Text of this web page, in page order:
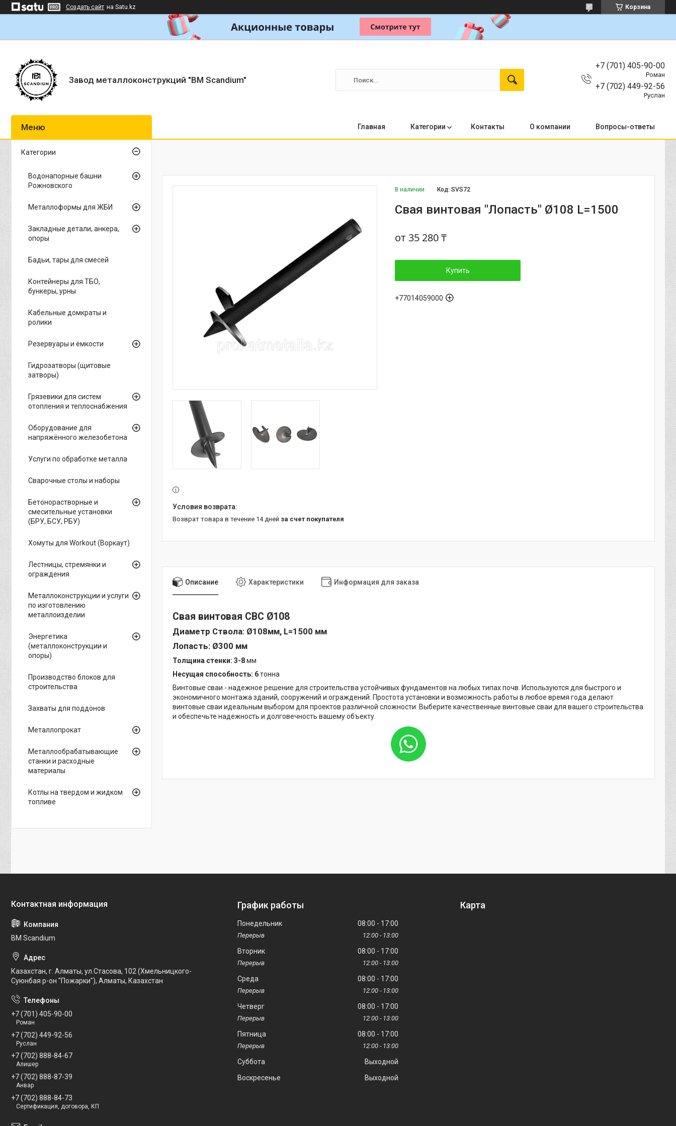
Создать сайт на Satu.kz Корзина
Завод металлоконструкций "BM Scandium"
+7 (701) 405-90-00
Роман
+7 (702) 449-92-56
Руслан
Главная Категории Контакты О компании Вопросы-ответы
В наличии Код:SVS72
Свая винтовая "Лопасть" Ø108 L=1500
от 35 280 ₸
Купить
+77014059000
возврат товара в течение 14 дней за счет покупателя
Описание Характеристики Информация для заказа
Свая винтовая СВС Ø108
Диаметр Ствола: Ø108мм, L=1500 мм
Лопасть: Ø300 мм
Толщина стенки: 3-8мм
Несущая способность: 6тонна
Винтовые сваи - надежное решение для строительства устойчивых фундаментов на любых типах почв. Используются для быстрого и
экономичного монтажа зданий, сооружений и ограждений. Простота установки и возможность работы в любое время года делают
винтовые сваи идеальным выбором для проектов различной сложности. Выберите качественные винтовые сваи для вашего строительства
и обеспечьте надежность и долговечность вашему объекту.
Категории
Водонапорные башни
Рожновского
Металлоформы для ЖБИ
Закладные детали, анкера,
опоры
Бадьи, тары для смесей
Контейнеры для ТБО,
бункеры, урны
Кабельные домкраты и
ролики
Резервуары и ёмкости
Гидрозатворы (щитовые
затворы)
Грязевики для систем
отопления и теплоснабжения
Оборудование для
напряжённого железобетона
Услуги по обработке металла
Сварочные столы и наборы
Бетонорастворные и
смесительные установки
(БРУ, БСУ, РБУ)
Хомуты для Workout (Воркаут)
Лестницы, стремянки и
ограждения
Металлоконструкции и услуги
по изготовлению
металлоизделии
Энергетика
(металлоконструкции и
опоры)
Производство блоков для
строительства
Захваты для поддонов
Металлопрокат
Металлообрабатывающие
станки и расходные
материалы
Котлы на твердом и жидком
топливе
BM Scandium
Казахстан, г. Алматы, ул.Стасова, 102 (Хмельницкого-
Суюнбая р-он "Пожарки"), Алматы, Казахстан
+7 (701) 405-90-00
Роман
+7 (702) 449-92-56
Руслан
+7 (702) 888-84-67
Алишер
+7 (702) 888-87-39
Анвар
+7 (702) 888-84-73
Сертификация, договора, КП
График работы
Понедельник 08:00 17:00
12:00 13:00
Вторник 08:00 17:00
12:00 13:00
Среда 08:00 17:00
12:00 13:00
Четверг 08:00 17:00
12:00 13:00
Пятница 08:00 17:00
12:00 13:00
Суббота
Выходной
Воскресенье
Выходной
Карта